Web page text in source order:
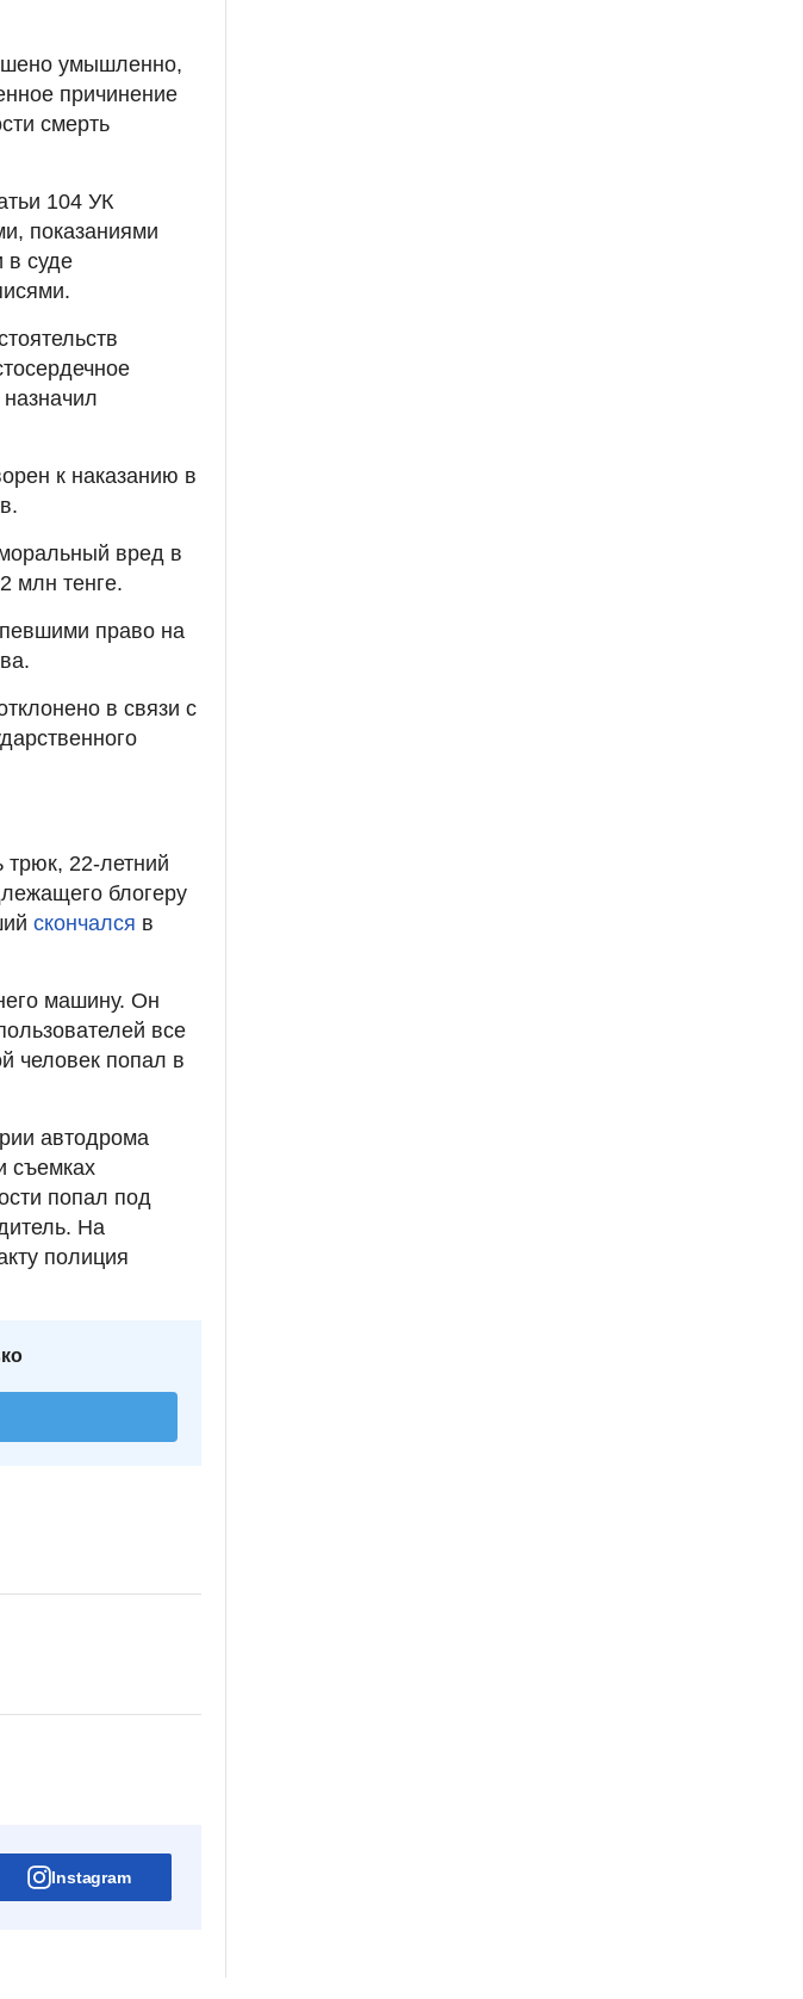
умышленно,
причинение
смерть
104 УК
показаниями
в суде
к наказанию в
вред в
млн тенге.
право на
в связи с
22-летний
блогеру
скончался в
машину. Он
все
человек попал в
автодрома
съемках
попал под
На
полиция
Instagram